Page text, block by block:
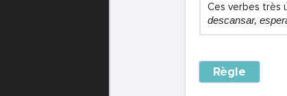
Ces verbes très
descansar,
Règle